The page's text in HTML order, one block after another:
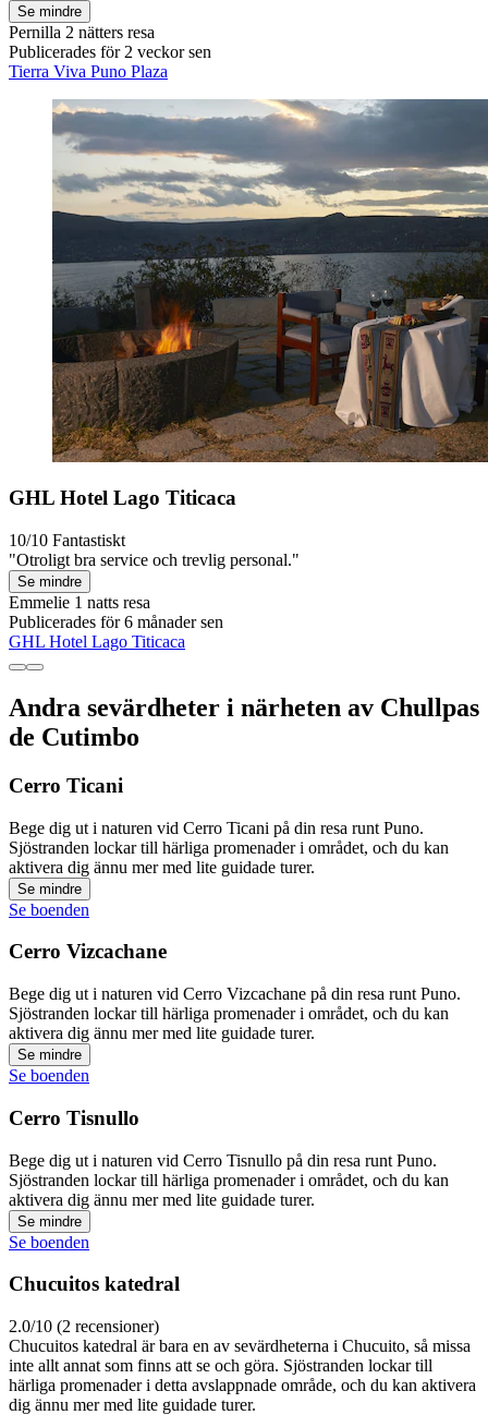
Se mindre
Pernilla 2 nätters resa
Publicerades för 2 veckor sen
Tierra Viva Puno Plaza
GHL Hotel Lago Titicaca
10/10 Fantastiskt
"Otroligt bra service och trevlig personal."
Se mindre
Emmelie 1 natts resa
Publicerades för 6 månader sen
GHL Hotel Lago Titicaca
Andra sevärdheter i närheten av Chullpas
de Cutimbo
Cerro Ticani
Bege dig ut i naturen vid Cerro Ticani på din resa runt Puno.
Sjöstranden lockar till härliga promenader i området, och du kan
aktivera dig ännu mer med lite guidade turer.
Se mindre
Se boenden
Cerro Vizcachane
Bege dig ut i naturen vid Cerro Vizcachane på din resa runt Puno.
Sjöstranden lockar till härliga promenader i området, och du kan
aktivera dig ännu mer med lite guidade turer.
Se mindre
Se boenden
Cerro Tisnullo
Bege dig ut i naturen vid Cerro Tisnullo på din resa runt Puno.
Sjöstranden lockar till härliga promenader i området, och du kan
aktivera dig ännu mer med lite guidade turer.
Se mindre
Se boenden
Chucuitos katedral
2.0/10 (2 recensioner)
Chucuitos katedral är bara en av sevärdheterna i Chucuito, så missa
inte allt annat som finns att se och göra. Sjöstranden lockar till
härliga promenader i detta avslappnade område, och du kan aktivera
dig ännu mer med lite guidade turer.